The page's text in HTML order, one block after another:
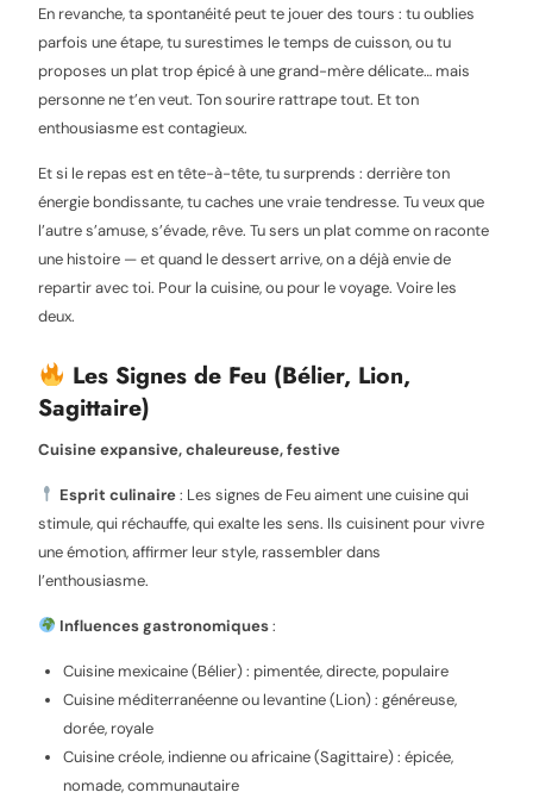
En revanche, ta spontanéité peut te jouer des tours : tu oublies
parfois une étape, tu surestimes le temps de cuisson, ou tu
proposes un plat trop épicé à une grand-mère délicate… mais
personne ne t’en veut. Ton sourire rattrape tout. Et ton
enthousiasme est contagieux.
Et si le repas est en tête-à-tête, tu surprends : derrière ton
énergie bondissante, tu caches une vraie tendresse. Tu veux que
l’autre s’amuse, s’évade, rêve. Tu sers un plat comme on raconte
une histoire — et quand le dessert arrive, on a déjà envie de
repartir avec toi. Pour la cuisine, ou pour le voyage. Voire les
deux.
Les Signes de Feu (Bélier, Lion,
Sagittaire)
Cuisine expansive, chaleureuse, festive
Esprit culinaire: Les signes de Feu aiment une cuisine qui
stimule, qui réchauffe, qui exalte les sens. Ils cuisinent pour vivre
une émotion, affirmer leur style, rassembler dans
l’enthousiasme.
Influences gastronomiques:
Cuisine mexicaine (Bélier) : pimentée, directe, populaire
Cuisine méditerranéenne ou levantine (Lion) : généreuse,
dorée, royale
Cuisine créole, indienne ou africaine (Sagittaire) : épicée,
nomade, communautaire